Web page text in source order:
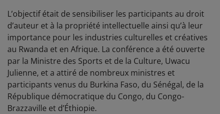
L’objectif était de sensibiliser les participants au droit
d’auteur et à la propriété intellectuelle ainsi qu’à leur
importance pour les industries culturelles et créatives
au Rwanda et en Afrique. La conférence a été ouverte
par la Ministre des Sports et de la Culture, Uwacu
Julienne, et a attiré de nombreux ministres et
participants venus du Burkina Faso, du Sénégal, de la
République démocratique du Congo, du Congo-
Brazzaville et d’Éthiopie.